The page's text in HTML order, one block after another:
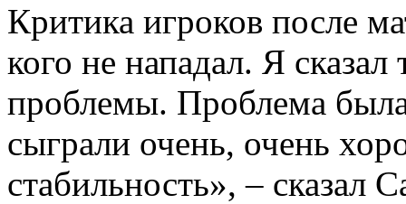
Критика игроков после
кого не нападал. Я сказал
проблемы. Проблема
сыграли очень, очень
стабильность», – сказал